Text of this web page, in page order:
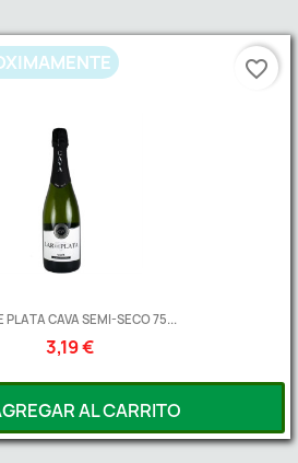
PLATA CAVA SEMI-SECO 75...
3,19 €
AL CARRITO
favorite_border